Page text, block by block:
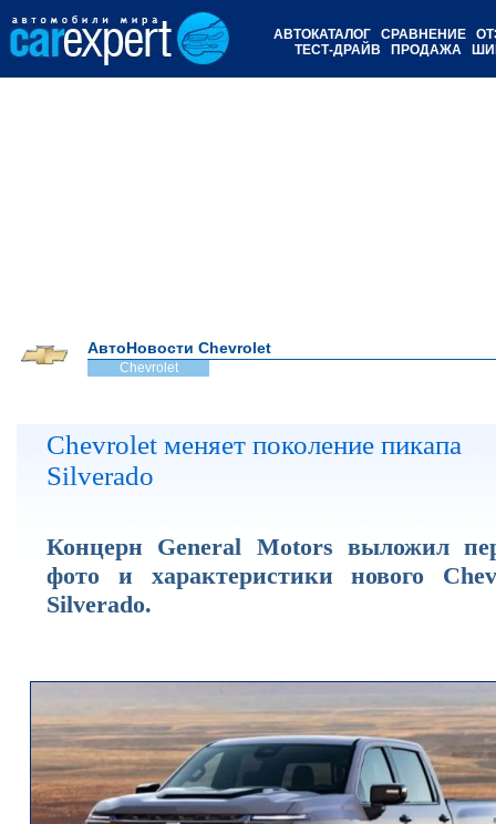
АВТОКАТАЛОГ СРАВНЕНИЕ
ТЕСТ-ДРАЙВ
ПРОДАЖА
АвтоНовости Chevrolet
Chevrolet
Chevrolet меняет поколение пикапа
Silverado
Концерн General Motors выложил
фото и характеристики нового
Silverado.